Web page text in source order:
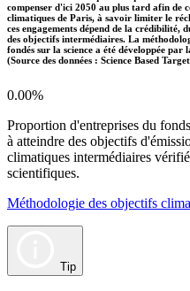
compenser d'ici 2050 au plus tard afin de
climatiques de Paris, à savoir limiter le
ces engagements dépend de la crédibilité,
des objectifs intermédiaires. La
fondés sur la science a été développée
(Source des données : Science Based
0.00%
Proportion d'entreprises du
à atteindre des objectifs
climatiques intermédiaires
scientifiques.
Méthodologie des objectifs
Tip